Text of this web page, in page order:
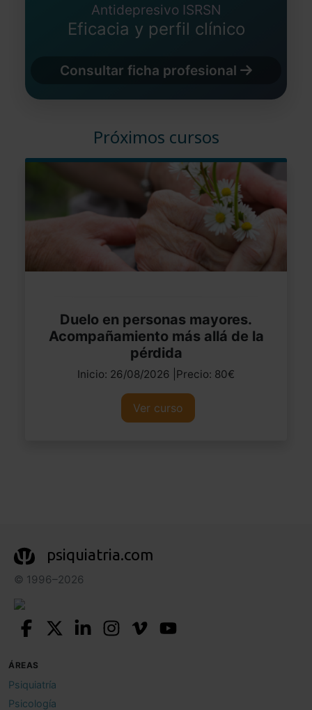
Antidepresivo ISRSN
Eficacia y perfil clínico
Consultar ficha profesional
Próximos cursos
Duelo en personas mayores.
Acompañamiento más allá de la
pérdida
Inicio: 26/08/2026 |Precio: 80€
Ver curso
psiquiatria.com
© 1996–2026
ÁREAS
Psiquiatría
Psicología